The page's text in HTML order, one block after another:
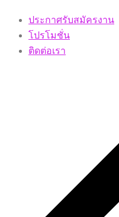
ประกาศรับสมัครงาน
โปรโมชั่น
ติดต่อเรา